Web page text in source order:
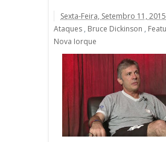
Sexta-Feira, Setembro 11, 2015
Ataques , Bruce Dickinson ,
Nova Iorque